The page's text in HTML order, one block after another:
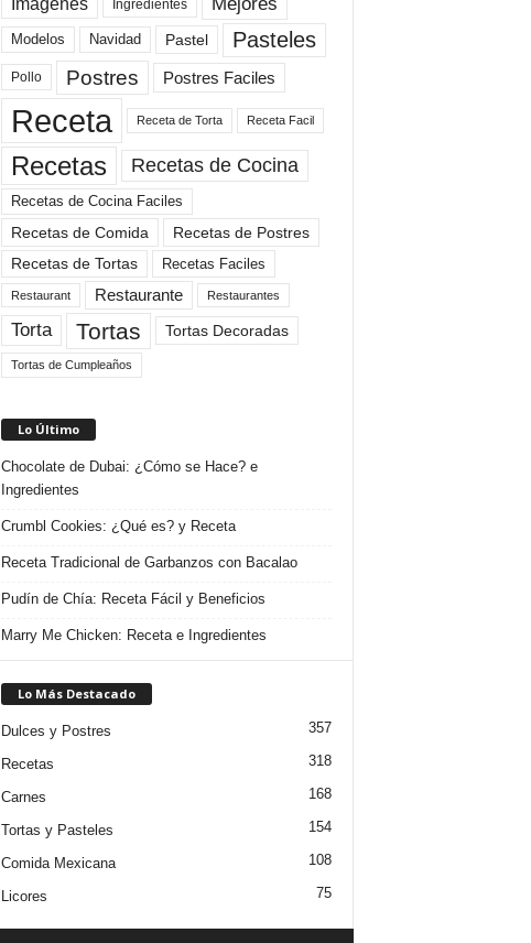
Imagenes Ingredientes
Modelos Navidad Pastel Pasteles
Pollo Postres Postres Faciles
Receta Receta de Torta Receta Facil
Recetas Recetas de Cocina
Recetas de Cocina Faciles
Recetas de Comida
Recetas de Postres
Recetas de Tortas
Recetas Faciles
Restaurant Restaurante Restaurantes
Torta Tortas Tortas Decoradas
Tortas de Cumpleaños
Lo Último
Chocolate de Dubai: ¿Cómo se Hace? e
Ingredientes
Crumbl Cookies: ¿Qué es? y Receta
Receta Tradicional de Garbanzos con Bacalao
Pudín de Chía: Receta Fácil y Beneficios
Marry Me Chicken: Receta e Ingredientes
Lo Más Destacado
Dulces y Postres 357
Recetas 318
Carnes 168
Tortas y Pasteles 154
Comida Mexicana 108
Licores 75